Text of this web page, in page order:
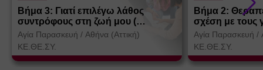
Βήμα 3: Γιατί επιλέγω λάθος
συντρόφους στη ζωή μου (
Θεσσαλονίκη)
Αγία Παρασκευή / Αθήνα (Αττική)
ΚΕ.ΘΕ.ΣΥ.
Βήμα 2:
σχέση με τους
Αγία Παρασκευή /
ΚΕ.ΘΕ.ΣΥ.